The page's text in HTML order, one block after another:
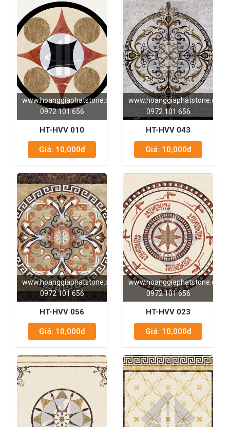
www.hoanggiaphatstone.com
0972 101 656
HT-HVV 010
Giá: 10,000đ
www.hoanggiaphatstone.com
0972 101 656
HT-HVV 043
Giá: 10,000đ
www.hoanggiaphatstone.com
0972 101 656
HT-HVV 056
Giá: 10,000đ
www.hoanggiaphatstone.com
0972 101 656
HT-HVV 023
Giá: 10,000đ